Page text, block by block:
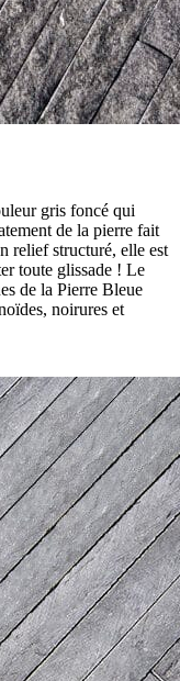
gris foncé qui
de la pierre fait
relief structuré, elle est
toute glissade ! Le
de la Pierre Bleue
noirures et